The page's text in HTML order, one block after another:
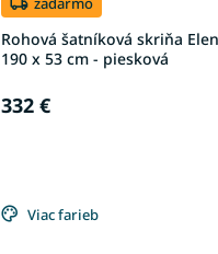
Rohová šatníková skriňa
190 x 53 cm - piesková
332 €
Viac farieb